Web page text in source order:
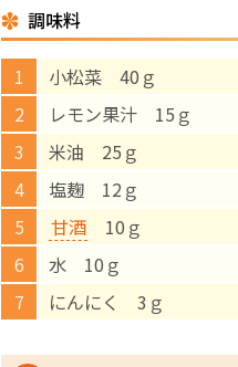
調味料
小松菜 40ｇ
レモン果汁 15ｇ
米油 25ｇ
塩麹 12ｇ
甘酒 10ｇ
水 10ｇ
にんにく 3ｇ